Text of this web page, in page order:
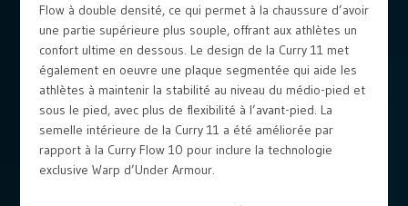
Flow à double densité, ce qui permet à la chaussure d’avoir
une partie supérieure plus souple, offrant aux athlètes un
confort ultime en dessous. Le design de la Curry 11 met
également en oeuvre une plaque segmentée qui aide les
athlètes à maintenir la stabilité au niveau du médio-pied et
sous le pied, avec plus de flexibilité à l’avant-pied. La
semelle intérieure de la Curry 11 a été améliorée par
rapport à la Curry Flow 10 pour inclure la technologie
exclusive Warp d’Under Armour.